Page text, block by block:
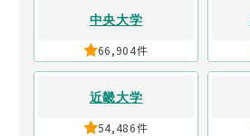
中央大学
66,904件
近畿大学
54,486件